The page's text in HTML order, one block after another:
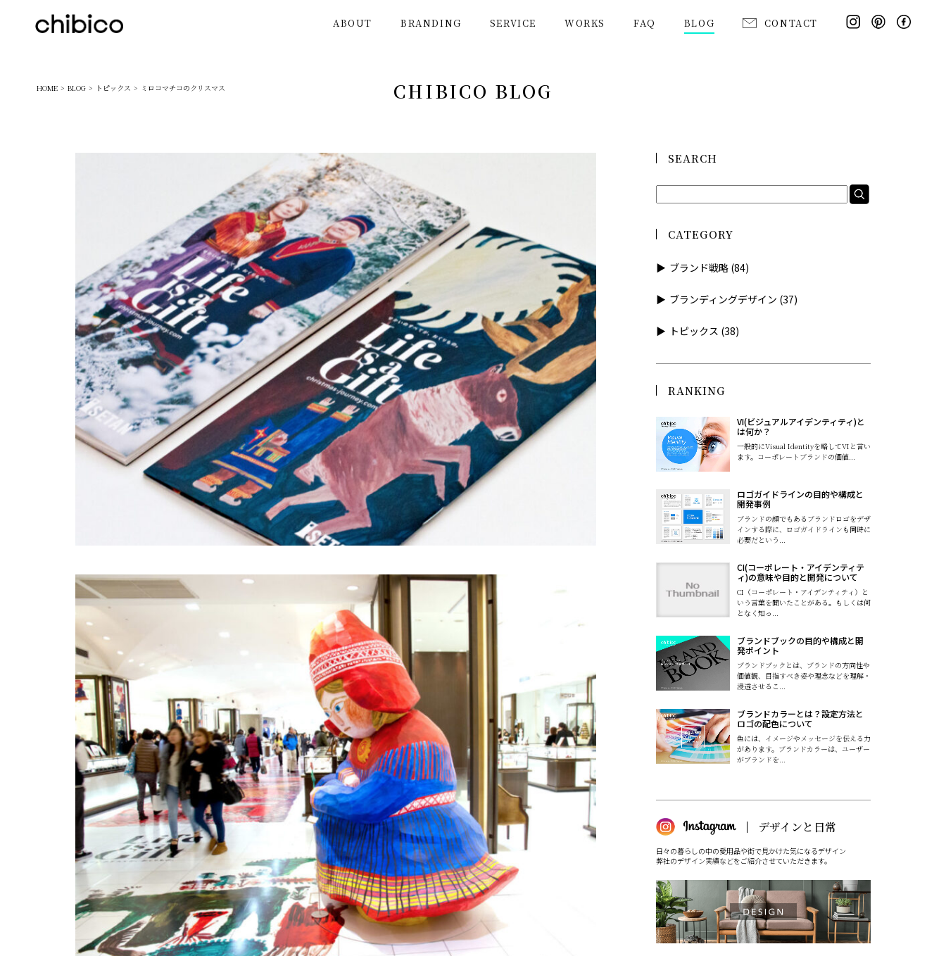
ABOUT BRANDING SERVICE WORKS FAQ BLOG CONTACT
HOME BLOG トピックス ミロコマチコのクリスマス CHIBICO BLOG
SEARCH
CATEGORY
ブランド戦略 (84)
ブランディングデザイン (37)
トピックス (38)
RANKING
VI(ビジュアルアイデンティティ)と
は何か？
一般的にVisual Identityを略してVIと言い
ます。コーポレートブランドの価値...
ロゴガイドラインの目的や構成と
開発事例
ブランドの顔でもあるブランドロゴをデザ
インする際に、ロゴガイドラインも同時に
必要だという...
CI(コーポレート・アイデンティテ
ィ)の意味や目的と開発について
CI（コーポレート・アイデンティティ）と
いう言葉を聞いたことがある。もしくは何
となく知っ...
ブランドブックの目的や構成と開
発ポイント
ブランドブックとは、ブランドの方向性や
価値観、目指すべき姿や理念などを理解・
浸透させるこ...
ブランドカラーとは？設定方法と
ロゴの配色について
色には、イメージやメッセージを伝える力
があります。ブランドカラーは、ユーザー
がブランドを...
日々の暮らしの中の愛用品や街で見かけた気になるデザイン
弊社のデザイン実績などをご紹介させていただきます。